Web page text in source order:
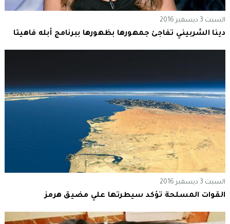
السبت 3 ديسمبر 2016
دينا الشربيني تفاجئ جمهورها بظهورها ببرنامج أبله فاهيتا
السبت 3 ديسمبر 2016
القوات المسلحة تؤكد سيطرتها علي مضيق هرمز